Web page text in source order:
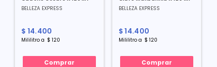
BELLEZA EXPRESS
$ 14.400
Mililitro a $ 120
Comprar
BELLEZA EXPRESS
$ 14.400
Mililitroa $ 120
Comprar